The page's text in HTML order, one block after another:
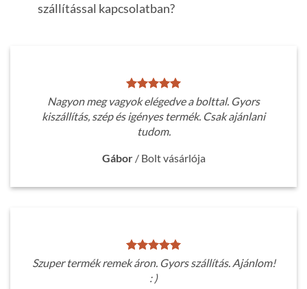
szállítással kapcsolatban?
Nagyon meg vagyok elégedve a bolttal. Gyors
kiszállítás, szép és igényes termék. Csak ajánlani
tudom.
Gábor / Bolt vásárlója
Szuper termék remek áron. Gyors szállítás. Ajánlom!
: )